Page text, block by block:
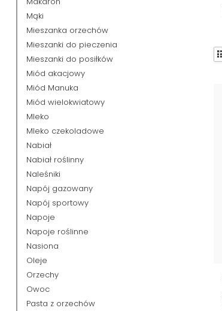
Mąki
Mieszanka orzechów
Mieszanki do pieczenia
Mieszanki do posiłków
Miód akacjowy
Miód Manuka
Miód wielokwiatowy
Mleko
Mleko czekoladowe
Nabiał
Nabiał roślinny
Naleśniki
Napój gazowany
Napój sportowy
Napoje
Napoje roślinne
Nasiona
Oleje
Orzechy
Owoc
Pasta z orzechów